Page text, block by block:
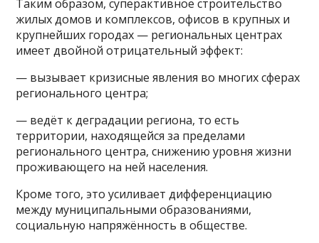
Таким образом, суперактивное строительство
жилых домов и комплексов, офисов в крупных и
крупнейших городах — региональных центрах
имеет двойной отрицательный эффект:
— вызывает кризисные явления во многих сферах
регионального центра;
— ведёт к деградации региона, то есть
территории, находящейся за пределами
регионального центра, снижению уровня жизни
проживающего на ней населения.
Кроме того, это усиливает дифференциацию
между муниципальными образованиями,
социальную напряжённость в обществе.